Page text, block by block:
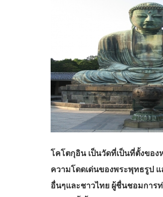
โคโตกุอิน เป็นวัดที่เป็นที่ตั้งของ
ความโดดเด่นของพระพุทธรูป
อื่นๆและชาวไทย ผู้ชื่นชอมการ